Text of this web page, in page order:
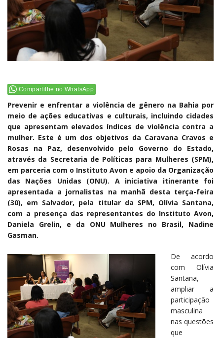
Compartilhe no WhatsApp
Prevenir e enfrentar a violência de gênero na Bahia por
meio de ações educativas e culturais, incluindo cidades
que apresentam elevados índices de violência contra a
mulher. Este é um dos objetivos da Caravana Cravos e
Rosas na Paz, desenvolvido pelo Governo do Estado,
através da Secretaria de Políticas para Mulheres (SPM),
em parceria com o Instituto Avon e apoio da Organização
das Nações Unidas (ONU). A iniciativa itinerante foi
apresentada a jornalistas na manhã desta terça-feira
(30), em Salvador, pela titular da SPM, Olívia Santana,
com a presença das representantes do Instituto Avon,
Daniela Grelin, e da ONU Mulheres no Brasil, Nadine
Gasman.
De acordo
com Olívia
Santana,
ampliar a
participação
masculina
nas questões
que